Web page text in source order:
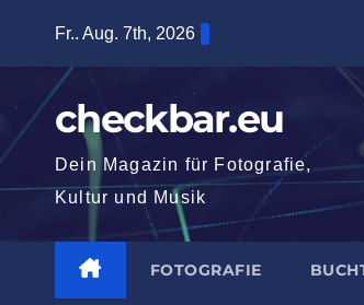
springen
Fr.. Aug. 7th, 2026
checkbar.eu
Dein Magazin für Fotografie,
Kultur und Musik
FOTOGRAFIE